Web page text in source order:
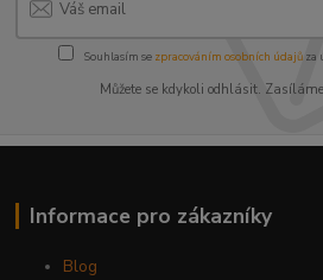
Souhlasím se zpracováním osobních údajůza
Můžete se kdykoli odhlásit.
Informace pro zákazníky
Blog